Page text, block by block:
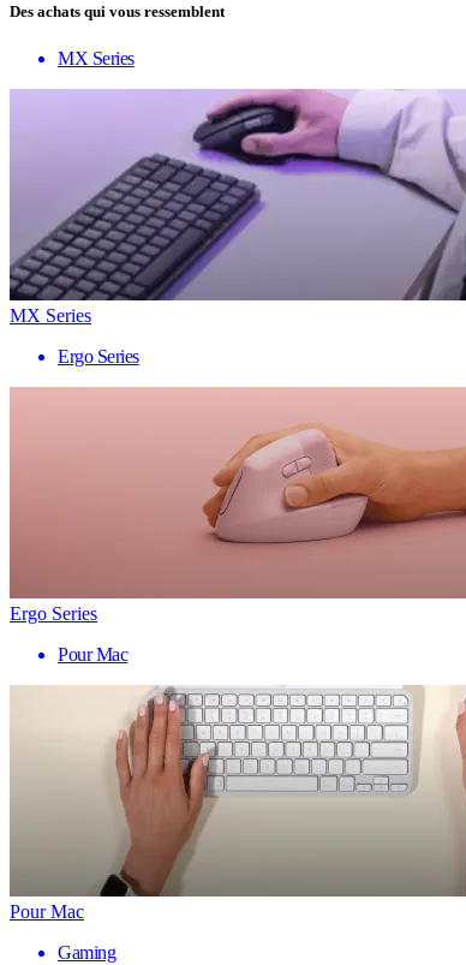
Des achats qui vous ressemblent
MX Series
MX Series
Ergo Series
Ergo Series
Pour Mac
Pour Mac
Gaming